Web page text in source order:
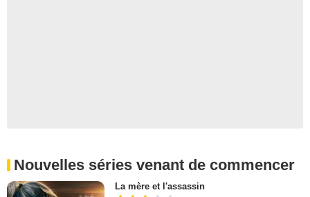
Nouvelles séries venant de commencer
La mère et l'assassin